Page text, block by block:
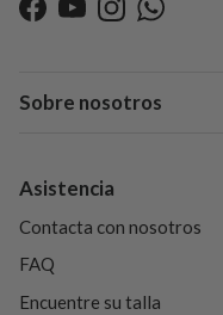
Facebook
YouTubeInstagramWhatsApp
Sobre nosotros
Asistencia
Contacta con nosotros
FAQ
Encuentre su talla